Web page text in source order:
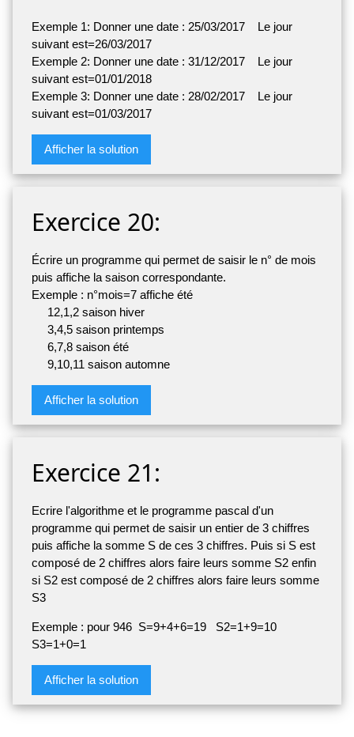
Exemple 1: Donner une date : 25/03/2017 Le jour
suivant est=26/03/2017
Exemple 2: Donner une date : 31/12/2017 Le jour
suivant est=01/01/2018
Exemple 3: Donner une date : 28/02/2017 Le jour
suivant est=01/03/2017
Afficher la solution
Exercice 20:
Écrire un programme qui permet de saisir le n° de mois
puis affiche la saison correspondante.
Exemple : n°mois=7 affiche été
12,1,2 saison hiver
3,4,5 saison printemps
6,7,8 saison été
9,10,11 saison automne
Afficher la solution
Exercice 21:
Ecrire l'algorithme et le programme pascal d'un
programme qui permet de saisir un entier de 3 chiffres
puis affiche la somme S de ces 3 chiffres. Puis si S est
composé de 2 chiffres alors faire leurs somme S2 enfin
si S2 est composé de 2 chiffres alors faire leurs somme
S3
Exemple : pour 946 S=9+4+6=19 S2=1+9=10
S3=1+0=1
Afficher la solution